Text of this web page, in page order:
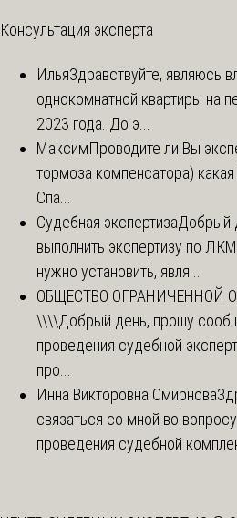
Консультация эксперта
ИльяЗдравствуйте, являюсь
однокомнатной квартиры на
2023 года. До э...
МаксимПроводите ли Вы
тормоза компенсатора)
Спа...
Судебная экспертизаДобрый
выполнить экспертизу по
нужно установить, явля...
ОБЩЕСТВО ОГРАНИЧЕННОЙ
\\\\Добрый день, прошу
проведения судебной
про...
Инна Викторовна Смирнова
связаться со мной во
проведения судебной